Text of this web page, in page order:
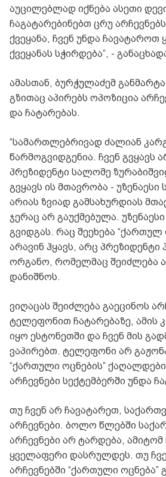
აუცილებლად იქნება ასეთი
ჩაგატარებინებთ ცრუ
ქვეყანა, ჩვენ უნდა
ქვეყანას სჭირდება”, -
ამასთან, ბურჭულაძემ
გზითაც აპირებს ოპოზიცია
და ჩატარებას.
“სამართლებრივად ძალიან
წარმოგვიდგენია. ჩვენ გვყავს
პრეზიდენტი სალომე
გვყავს ის მთავრობა -
არიას ზვიად გამსახურდიას
ჯერაც არ გაუქმებულა.
გვიდგას. რაც შეეხება “ქართულ
არავინ ჰყავს, არც პრეზიდენტი
ორგანო, რომელმაც შეიძლება
დანიშნოს.
ვიღაცას შეიძლება გაეცინოს
ტელეფონით ჩატარებაზე, ამის
იყო ესტონეთში და ჩვენ მის
ვაპირებთ. ტელეფონი არ
“ქართული ოცნების”
არჩევნები სექტემბერში უნდა
თუ ჩვენ არ ჩავატარეთ,
არჩევნები. ბოლო წლებში
არჩევნები არ ტარდება, ამიტომ
ყველაფერი დასრულდეს. თუ
არჩევნებში “ქართული ოცნება”